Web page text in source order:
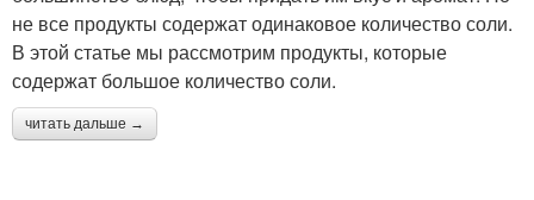
не все продукты содержат одинаковое количество соли.
В этой статье мы рассмотрим продукты, которые
содержат большое количество соли.
читать дальше →